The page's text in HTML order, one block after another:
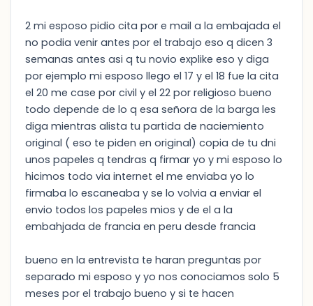
2 mi esposo pidio cita por e mail a la embajada el
no podia venir antes por el trabajo eso q dicen 3
semanas antes asi q tu novio explike eso y diga
por ejemplo mi esposo llego el 17 y el 18 fue la cita
el 20 me case por civil y el 22 por religioso bueno
todo depende de lo q esa señora de la barga les
diga mientras alista tu partida de naciemiento
original ( eso te piden en original) copia de tu dni
unos papeles q tendras q firmar yo y mi esposo lo
hicimos todo via internet el me enviaba yo lo
firmaba lo escaneaba y se lo volvia a enviar el
envio todos los papeles mios y de el a la
embahjada de francia en peru desde francia
bueno en la entrevista te haran preguntas por
separado mi esposo y yo nos conociamos solo 5
meses por el trabajo bueno y si te hacen